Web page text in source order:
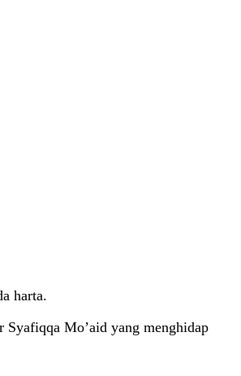
harta.
Mo’aid yang menghidap